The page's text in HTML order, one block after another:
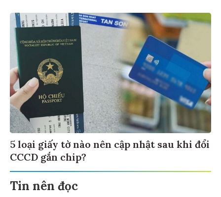
5 loại giấy tờ nào nên cập nhật sau khi đổi
CCCD gắn chip?
Tin nên đọc